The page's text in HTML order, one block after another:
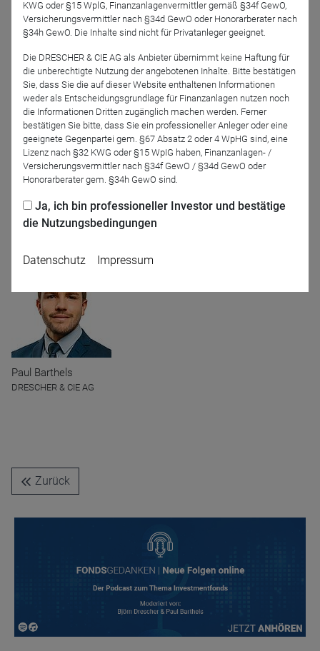
Verbraucherzentrale
Baden-Württemberg e.
ACATIS Value
Investment AG
Lisa Scheitza
Moderation
Paul Barthels
DRESCHER & CIE AG
Zurück
KWG oder §15 WplG, Finanzanlagenvermittler gemäß §34f GewO,
Versicherungsvermittler nach §34d GewO oder Honorarberater nach
§34h GewO. Die Inhalte sind nicht für Privatanleger geeignet.
Die DRESCHER & CIE AG als Anbieter übernimmt keine Haftung für
die unberechtigte Nutzung der angebotenen Inhalte. Bitte bestätigen
Sie, dass Sie die auf dieser Website enthaltenen Informationen
weder als Entscheidungsgrundlage für Finanzanlagen nutzen noch
die Informationen Dritten zugänglich machen werden. Ferner
bestätigen Sie bitte, dass Sie ein professioneller Anleger oder eine
geeignete Gegenpartei gem. §67 Absatz 2 oder 4 WpHG sind, eine
Lizenz nach §32 KWG oder §15 WpIG haben, Finanzanlagen- /
Versicherungsvermittler nach §34f GewO / §34d GewO oder
Honorarberater gem. §34h GewO sind.
Ja, ich bin professioneller Investor und bestätige
die Nutzungsbedingungen
Datenschutz Impressum